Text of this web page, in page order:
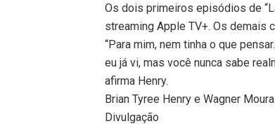
Os dois primeiros episódios de
streaming Apple TV+. Os demais
“Para mim, nem tinha o que
eu já vi, mas você nunca sabe
afirma Henry.
Brian Tyree Henry e Wagner
Divulgação